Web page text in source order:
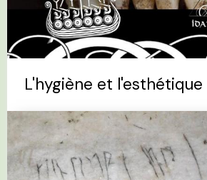
L'hygiène et l'esthétique